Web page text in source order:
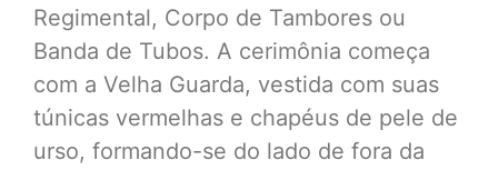
Regimental, Corpo de Tambores ou
Banda de Tubos. A cerimônia começa
com a Velha Guarda, vestida com suas
túnicas vermelhas e chapéus de pele de
urso, formando-se do lado de fora da